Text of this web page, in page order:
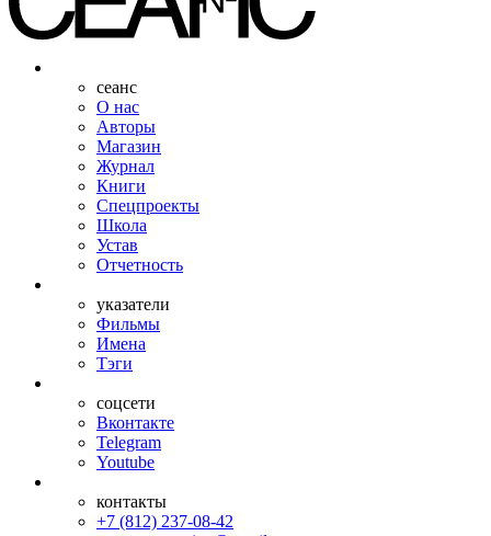
сеанс
О нас
Авторы
Магазин
Журнал
Книги
Спецпроекты
Школа
Устав
Отчетность
указатели
Фильмы
Имена
Тэги
соцсети
Вконтакте
Telegram
Youtube
контакты
+7 (812) 237-08-42